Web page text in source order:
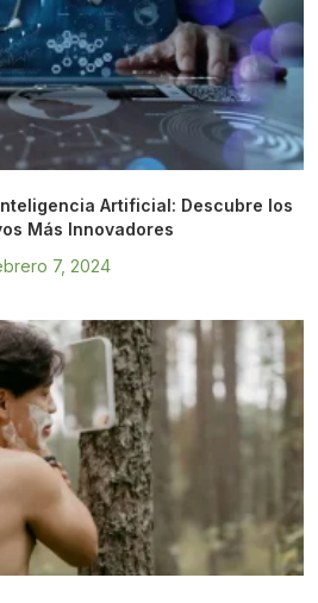
Artificial: Descubre los
Más Innovadores
7, 2024